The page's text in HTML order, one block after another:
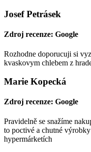
Josef Petrásek
Zdroj recenze: Google
Rozhodne doporucuji si
kvaskovym chlebem z
Marie Kopecká
Zdroj recenze: Google
Pravidelně se snažíme
to poctivé a chutné
hypermárketích